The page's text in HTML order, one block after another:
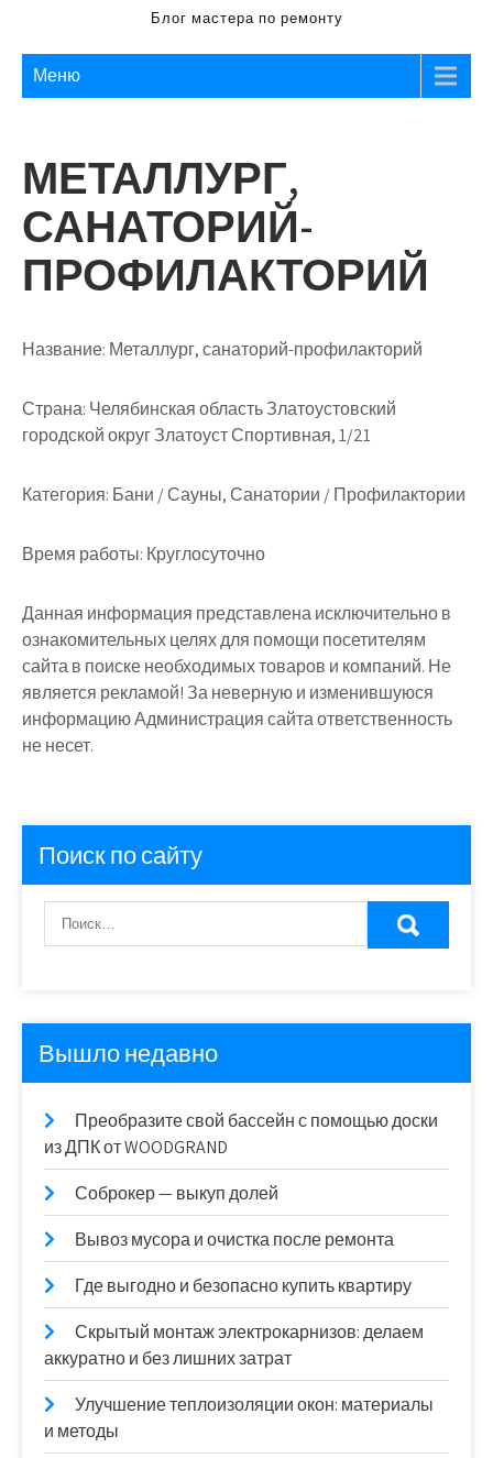
Блог мастера по ремонту
Меню
МЕТАЛЛУРГ,
САНАТОРИЙ-
ПРОФИЛАКТОРИЙ
Название: Металлург, санаторий-профилакторий
Страна: Челябинская область Златоустовский
городской округ Златоуст Спортивная, 1/21
Категория: Бани / Сауны, Санатории / Профилактории
Время работы: Круглосуточно
Данная информация представлена исключительно в
ознакомительных целях для помощи посетителям
сайта в поиске необходимых товаров и компаний. Не
является рекламой! За неверную и изменившуюся
информацию Администрация сайта ответственность
не несет.
Поиск по сайту
Вышло недавно
Преобразите свой бассейн с помощью доски
из ДПК от WOODGRAND
Соброкер — выкуп долей
Вывоз мусора и очистка после ремонта
Где выгодно и безопасно купить квартиру
Скрытый монтаж электрокарнизов: делаем
аккуратно и без лишних затрат
Улучшение теплоизоляции окон: материалы
и методы